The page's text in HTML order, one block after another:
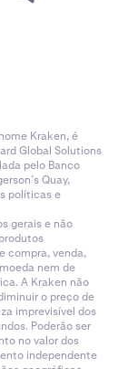
(One
Stop ou
apenas
a
geradas
da
Também
Kraken, é
Global Solutions
pelo Banco
Quay,
políticas e
gerais e não
compra, venda,
nem de
A Kraken não
o preço de
imprevisível dos
Poderão ser
no valor dos
independente